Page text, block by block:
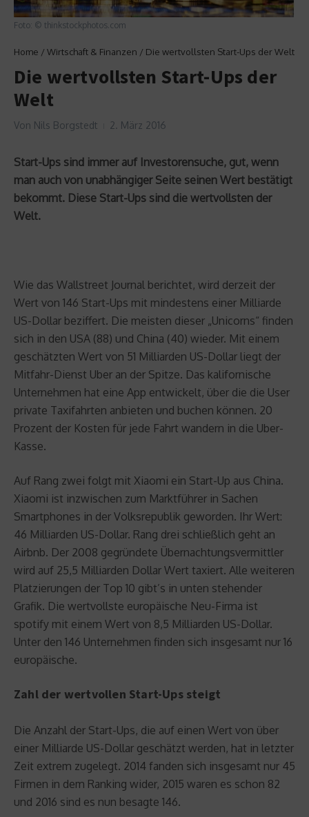
Foto: © thinkstockphotos.com
Home / Wirtschaft & Finanzen / Die wertvollsten Start-Ups der Welt
Die wertvollsten Start-Ups der
Welt
Von Nils Borgstedt 2. März 2016
Start-Ups sind immer auf Investorensuche, gut, wenn
man auch von unabhängiger Seite seinen Wert bestätigt
bekommt. Diese Start-Ups sind die wertvollsten der
Welt.
Wie das Wallstreet Journal berichtet, wird derzeit der
Wert von 146 Start-Ups mit mindestens einer Milliarde
US-Dollar beziffert. Die meisten dieser „Unicorns“ finden
sich in den USA (88) und China (40) wieder. Mit einem
geschätzten Wert von 51 Milliarden US-Dollar liegt der
Mitfahr-Dienst Uber an der Spitze. Das kalifornische
Unternehmen hat eine App entwickelt, über die die User
private Taxifahrten anbieten und buchen können. 20
Prozent der Kosten für jede Fahrt wandern in die Uber-
Kasse.
Auf Rang zwei folgt mit Xiaomi ein Start-Up aus China.
Xiaomi ist inzwischen zum Marktführer in Sachen
Smartphones in der Volksrepublik geworden. Ihr Wert:
46 Milliarden US-Dollar. Rang drei schließlich geht an
Airbnb. Der 2008 gegründete Übernachtungsvermittler
wird auf 25,5 Milliarden Dollar Wert taxiert. Alle weiteren
Platzierungen der Top 10 gibt’s in unten stehender
Grafik. Die wertvollste europäische Neu-Firma ist
spotify mit einem Wert von 8,5 Milliarden US-Dollar.
Unter den 146 Unternehmen finden sich insgesamt nur 16
europäische.
Zahl der wertvollen Start-Ups steigt
Die Anzahl der Start-Ups, die auf einen Wert von über
einer Milliarde US-Dollar geschätzt werden, hat in letzter
Zeit extrem zugelegt. 2014 fanden sich insgesamt nur 45
Firmen in dem Ranking wider, 2015 waren es schon 82
und 2016 sind es nun besagte 146.